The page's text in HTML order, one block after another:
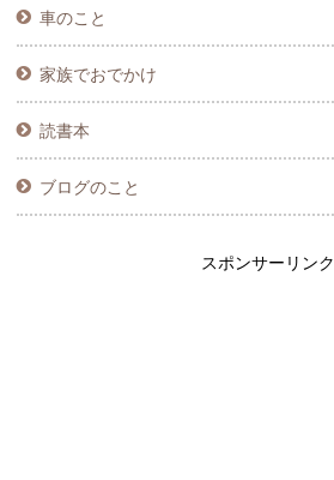
車のこと
家族でおでかけ
読書本
ブログのこと
スポンサーリンク